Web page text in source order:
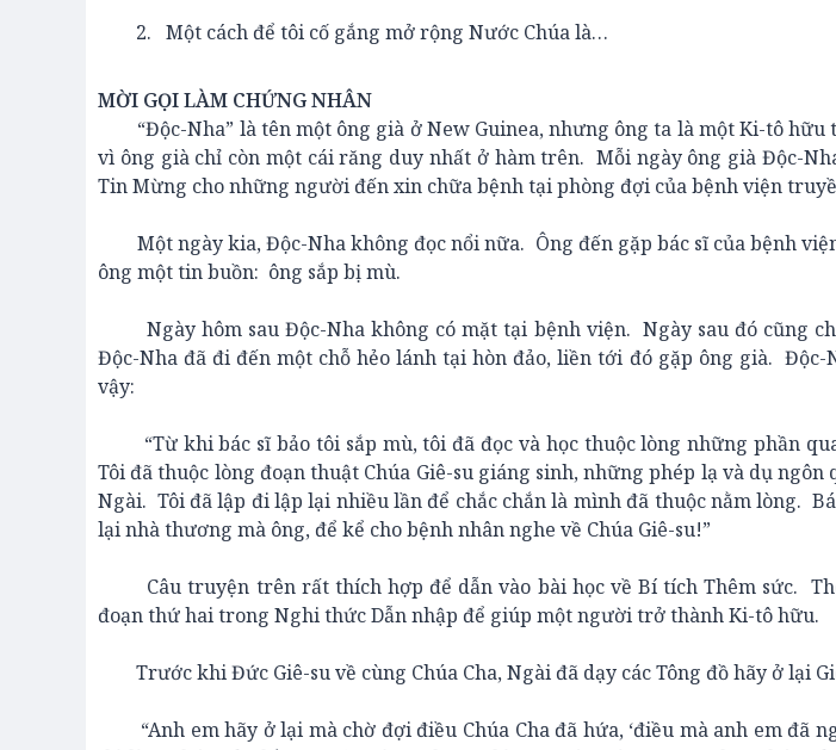
2. Một cách để tôi cố gắng mở rộng Nước Chúa là…
MỜI GỌI LÀM CHỨNG NHÂN
“Độc-Nha” là tên một ông già ở New Guinea, nhưng ông ta là một Ki-tô hữu
vì ông già chỉ còn một cái răng duy nhất ở hàm trên. Mỗi ngày ông già Độc-
Tin Mừng cho những người đến xin chữa bệnh tại phòng đợi của bệnh viện
Một ngày kia, Độc-Nha không đọc nổi nữa. Ông đến gặp bác sĩ của bệnh
ông một tin buồn: ông sắp bị mù.
Ngày hôm sau Độc-Nha không có mặt tại bệnh viện. Ngày sau đó cũng
Độc-Nha đã đi đến một chỗ hẻo lánh tại hòn đảo, liền tới đó gặp ông già.
vậy:
“Từ khi bác sĩ bảo tôi sắp mù, tôi đã đọc và học thuộc lòng những phần
Tôi đã thuộc lòng đoạn thuật Chúa Giê-su giáng sinh, những phép lạ và dụ
Ngài. Tôi đã lập đi lập lại nhiều lần để chắc chắn là mình đã thuộc nằm lòng.
lại nhà thương mà ông, để kể cho bệnh nhân nghe về Chúa Giê-su!”
Câu truyện trên rất thích hợp để dẫn vào bài học về Bí tích Thêm sức.
đoạn thứ hai trong Nghi thức Dẫn nhập để giúp một người trở thành Ki-tô hữu.
Trước khi Đức Giê-su về cùng Chúa Cha, Ngài đã dạy các Tông đồ hãy ở lại
“Anh em hãy ở lại mà chờ đợi điều Chúa Cha đã hứa, ‘điều mà anh em đã